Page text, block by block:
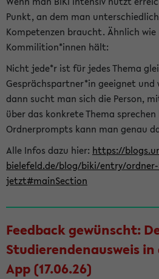
Punkt, an dem man
Kompetenzen braucht. Ähnlich wie
Kommilition*innen hält:
Nicht jede*r ist für jedes Thema
Gesprächspartner*in geeignet und
dann sucht man sich die Person,
über das konkrete Thema
Ordnerprompts kann man genau
Alle Infos dazu hier: https://
bielefeld.de/blog/biki/entry/
jetzt#mainSection
Feedback gewünscht:
Studierendenausweis
App (17.06.26)